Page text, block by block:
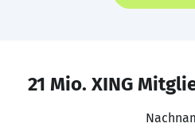
21 Mio. XING